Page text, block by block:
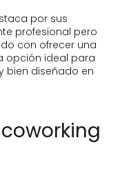
por sus
profesional pero
con ofrecer una
opción ideal para
bien diseñado en